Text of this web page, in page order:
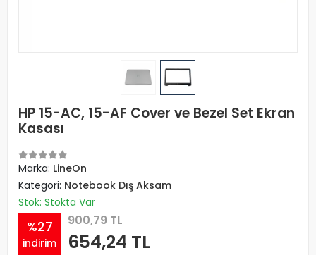
HP 15-AC, 15-AF Cover ve Bezel Set Ekran
Kasası
Marka: LineOn
Kategori: Notebook Dış Aksam
Stok: Stokta Var
%27
indirim
900,79 TL
654,24 TL